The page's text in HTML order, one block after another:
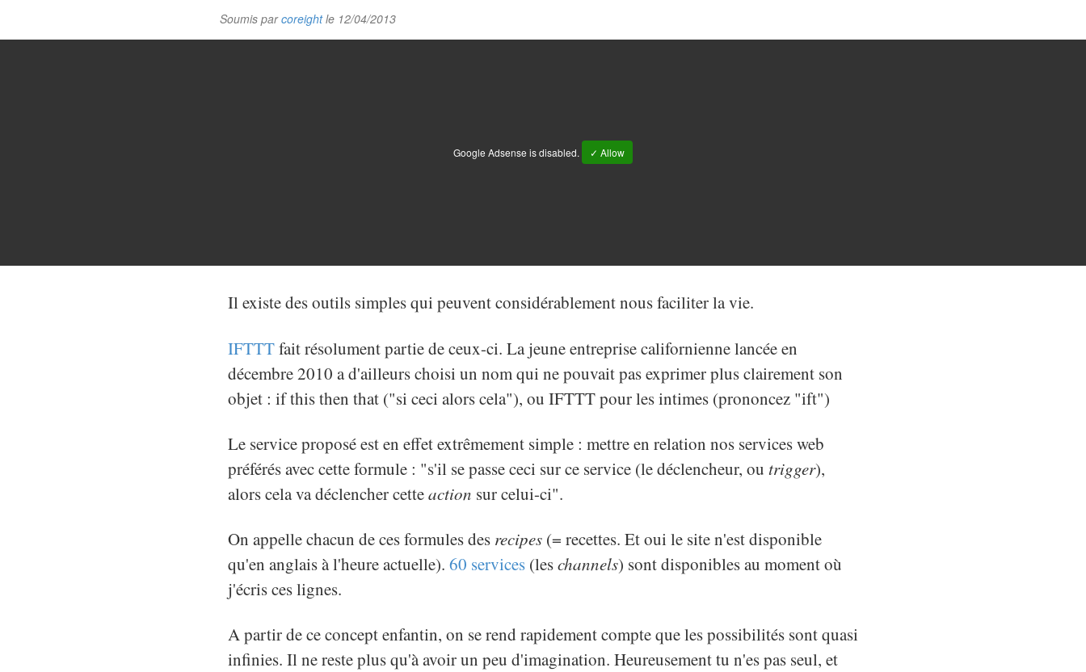
Soumis parcoreightle 12/04/2013
Google Adsense is disabled. ✓ Allow
Il existe des outils simples qui peuvent considérablement nous faciliter la vie.
IFTTTfait résolument partie de ceux-ci. La jeune entreprise californienne lancée en
décembre 2010 a d'ailleurs choisi un nom qui ne pouvait pas exprimer plus clairement son
objet : if this then that ("si ceci alors cela"), ou IFTTT pour les intimes (prononcez "ift")
Le service proposé est en effet extrêmement simple : mettre en relation nos services web
préférés avec cette formule : "s'il se passe ceci sur ce service (le déclencheur, ou trigger),
alors cela va déclencher cetteaction sur celui-ci".
On appelle chacun de ces formules des recipes (= recettes. Et oui le site n'est disponible
qu'en anglais à l'heure actuelle). 60 services (leschannels) sont disponibles au moment où
j'écris ces lignes.
A partir de ce concept enfantin, on se rend rapidement compte que les possibilités sont quasi
infinies. Il ne reste plus qu'à avoir un peu d'imagination. Heureusement tu n'es pas seul, et